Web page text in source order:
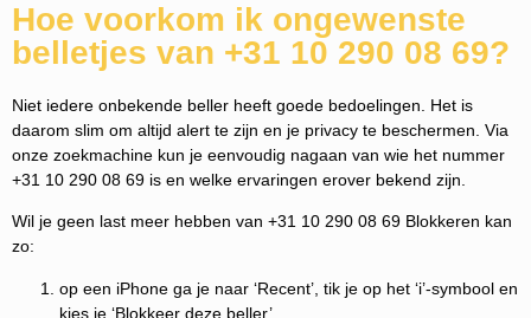
Hoe voorkom ik ongewenste
belletjes van +31 10 290 08 69?
Niet iedere onbekende beller heeft goede bedoelingen. Het is
daarom slim om altijd alert te zijn en je privacy te beschermen. Via
onze zoekmachine kun je eenvoudig nagaan van wie het nummer
+31 10 290 08 69 is en welke ervaringen erover bekend zijn.
Wil je geen last meer hebben van +31 10 290 08 69 Blokkeren kan
zo:
op een iPhone ga je naar ‘Recent’, tik je op het ‘i’-symbool en
kies je ‘Blokkeer deze beller’.